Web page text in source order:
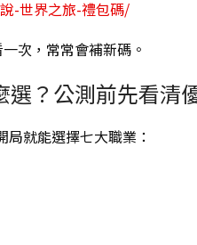
-世界之旅-禮包碼/
次，常常會補新碼。
選？公測前先看清
局就能選擇七大職業：